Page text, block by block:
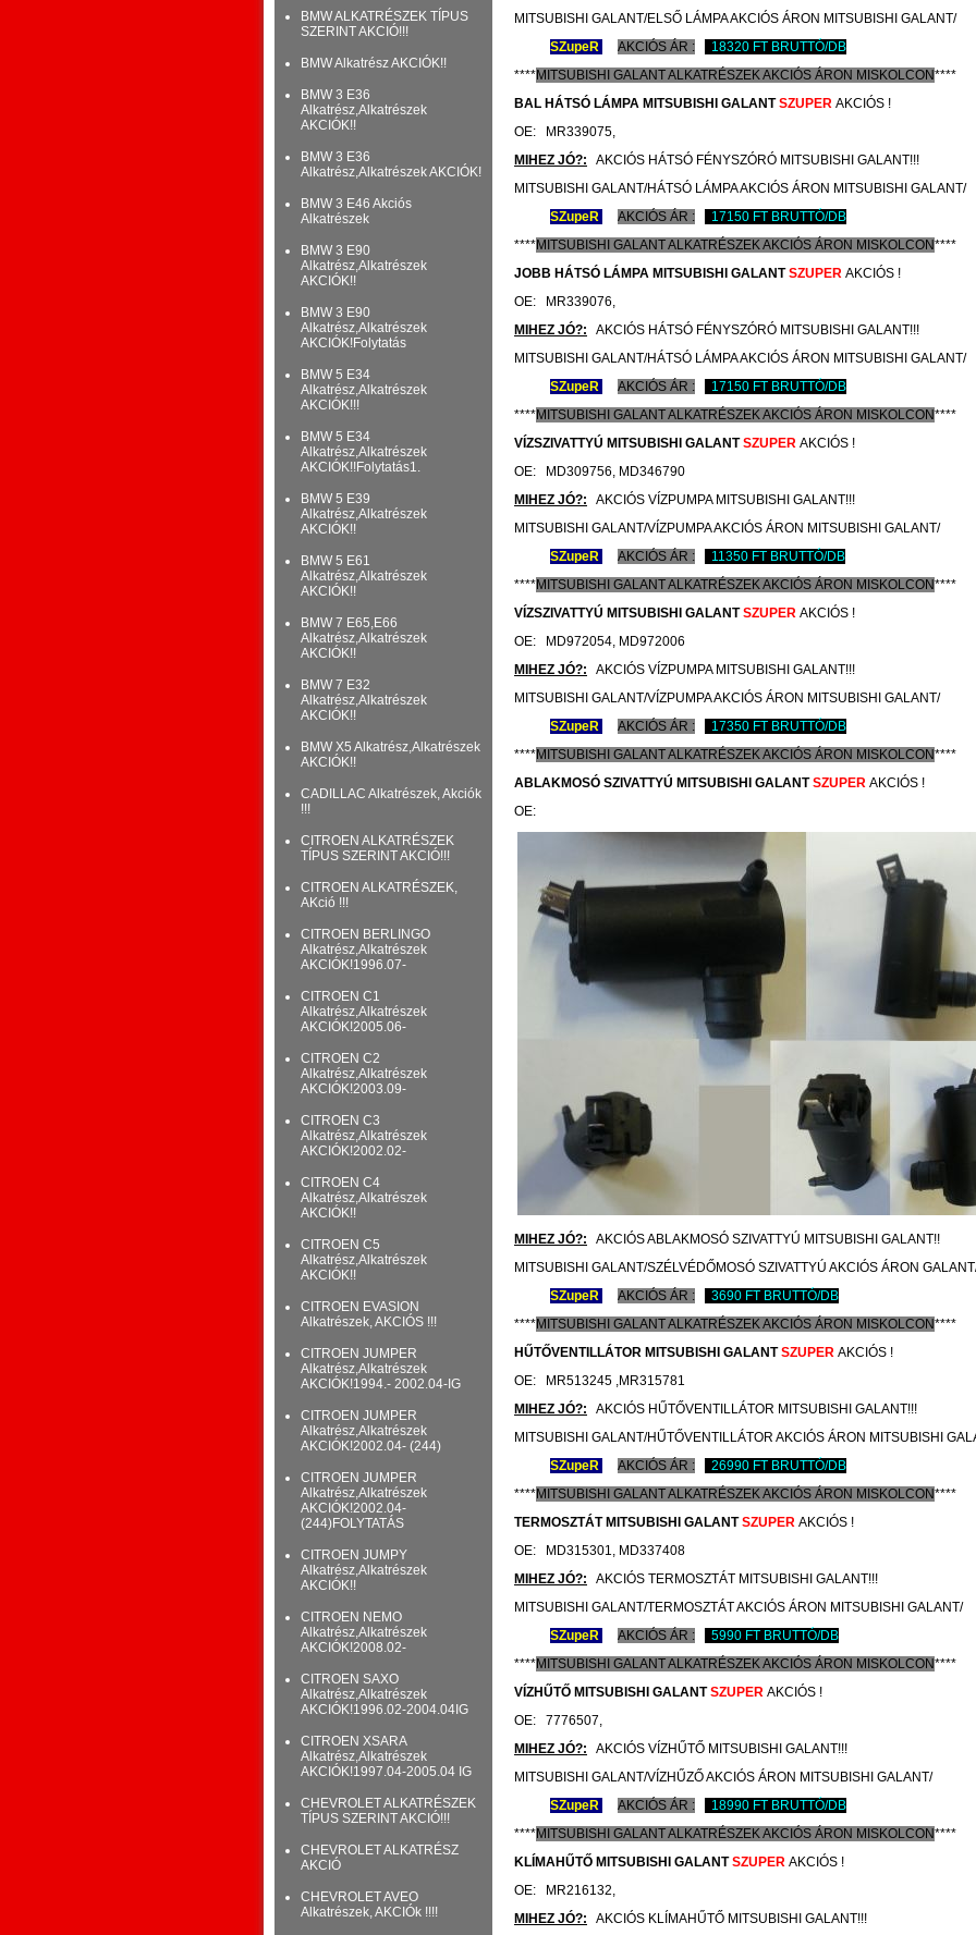
BMW ALKATRÉSZEK TÍPUS
SZERINT AKCIÓ!!!
BMW Alkatrész AKCIÓK!!
BMW 3 E36
Alkatrész,Alkatrészek
AKCIÓK!!
BMW 3 E36
Alkatrész,Alkatrészek AKCIÓK!
BMW 3 E46 Akciós
Alkatrészek
BMW 3 E90
Alkatrész,Alkatrészek
AKCIÓK!!
BMW 3 E90
Alkatrész,Alkatrészek
AKCIÓK!Folytatás
BMW 5 E34
Alkatrész,Alkatrészek
AKCIÓK!!!
BMW 5 E34
Alkatrész,Alkatrészek
AKCIÓK!!Folytatás1.
BMW 5 E39
Alkatrész,Alkatrészek
AKCIÓK!!
BMW 5 E61
Alkatrész,Alkatrészek
AKCIÓK!!
BMW 7 E65,E66
Alkatrész,Alkatrészek
AKCIÓK!!
BMW 7 E32
Alkatrész,Alkatrészek
AKCIÓK!!
BMW X5 Alkatrész,Alkatrészek
AKCIÓK!!
CADILLAC Alkatrészek, Akciók
!!!
CITROEN ALKATRÉSZEK
TÍPUS SZERINT AKCIÓ!!!
CITROEN ALKATRÉSZEK,
AKció !!!
CITROEN BERLINGO
Alkatrész,Alkatrészek
AKCIÓK!1996.07-
CITROEN C1
Alkatrész,Alkatrészek
AKCIÓK!2005.06-
CITROEN C2
Alkatrész,Alkatrészek
AKCIÓK!2003.09-
CITROEN C3
Alkatrész,Alkatrészek
AKCIÓK!2002.02-
CITROEN C4
Alkatrész,Alkatrészek
AKCIÓK!!
CITROEN C5
Alkatrész,Alkatrészek
AKCIÓK!!
CITROEN EVASION
Alkatrészek, AKCIÓS !!!
CITROEN JUMPER
Alkatrész,Alkatrészek
AKCIÓK!1994.- 2002.04-IG
CITROEN JUMPER
Alkatrész,Alkatrészek
AKCIÓK!2002.04- (244)
CITROEN JUMPER
Alkatrész,Alkatrészek
AKCIÓK!2002.04-
(244)FOLYTATÁS
CITROEN JUMPY
Alkatrész,Alkatrészek
AKCIÓK!!
CITROEN NEMO
Alkatrész,Alkatrészek
AKCIÓK!2008.02-
CITROEN SAXO
Alkatrész,Alkatrészek
AKCIÓK!1996.02-2004.04IG
CITROEN XSARA
Alkatrész,Alkatrészek
AKCIÓK!1997.04-2005.04 IG
CHEVROLET ALKATRÉSZEK
TÍPUS SZERINT AKCIÓ!!!
CHEVROLET ALKATRÉSZ
AKCIÓ
CHEVROLET AVEO
Alkatrészek, AKCIÓk !!!!
MITSUBISHI GALANT/ELSŐ LÁMPA AKCIÓS ÁRON MITSUBISHI GALANT/
SZupeR AKCIÓS ÁR :
18320 FT BRUTTÓ/DB
****MITSUBISHI GALANT ALKATRÉSZEKAKCIÓS ÁRON MISKOLCON****
BAL HÁTSÓ LÁMPA MITSUBISHI GALANTSZUPER AKCIÓS !
OE: MR339075,
MIHEZ JÓ?: AKCIÓS HÁTSÓ FÉNYSZÓRÓ MITSUBISHI GALANT!!!
MITSUBISHI GALANT/HÁTSÓ LÁMPA AKCIÓS ÁRON MITSUBISHI GALANT/
SZupeR AKCIÓS ÁR :
17150 FT BRUTTÓ/DB
****MITSUBISHI GALANT ALKATRÉSZEKAKCIÓS ÁRON MISKOLCON****
JOBB HÁTSÓ LÁMPA MITSUBISHI GALANTSZUPER AKCIÓS !
OE: MR339076,
MIHEZ JÓ?: AKCIÓS HÁTSÓ FÉNYSZÓRÓ MITSUBISHI GALANT!!!
MITSUBISHI GALANT/HÁTSÓ LÁMPA AKCIÓS ÁRON MITSUBISHI GALANT/
SZupeR AKCIÓS ÁR :
17150 FT BRUTTÓ/DB
****MITSUBISHI GALANT ALKATRÉSZEKAKCIÓS ÁRON MISKOLCON****
VÍZSZIVATTYÚ MITSUBISHI GALANTSZUPER AKCIÓS !
OE: MD309756, MD346790
MIHEZ JÓ?: AKCIÓS VÍZPUMPA MITSUBISHI GALANT!!!
MITSUBISHI GALANT/VÍZPUMPA AKCIÓS ÁRON MITSUBISHI GALANT/
SZupeR AKCIÓS ÁR :
11350 FT BRUTTÓ/DB
****MITSUBISHI GALANT ALKATRÉSZEKAKCIÓS ÁRON MISKOLCON****
VÍZSZIVATTYÚ MITSUBISHI GALANTSZUPER AKCIÓS !
OE: MD972054, MD972006
MIHEZ JÓ?: AKCIÓS VÍZPUMPA MITSUBISHI GALANT!!!
MITSUBISHI GALANT/VÍZPUMPA AKCIÓS ÁRON MITSUBISHI GALANT/
SZupeR AKCIÓS ÁR :
17350 FT BRUTTÓ/DB
****MITSUBISHI GALANT ALKATRÉSZEKAKCIÓS ÁRON MISKOLCON****
ABLAKMOSÓ SZIVATTYÚ MITSUBISHI GALANTSZUPER AKCIÓS !
OE:
MIHEZ JÓ?: AKCIÓS ABLAKMOSÓ SZIVATTYÚ MITSUBISHI GALANT!!
MITSUBISHI GALANT/SZÉLVÉDŐMOSÓ SZIVATTYÚ AKCIÓS ÁRON
SZupeR AKCIÓS ÁR :
3690 FT BRUTTÓ/DB
****MITSUBISHI GALANT ALKATRÉSZEKAKCIÓS ÁRON MISKOLCON****
HŰTŐVENTILLÁTOR MITSUBISHI GALANTSZUPER AKCIÓS !
OE: MR513245 ,MR315781
MIHEZ JÓ?: AKCIÓS HŰTŐVENTILLÁTOR MITSUBISHI GALANT!!!
MITSUBISHI GALANT/HŰTŐVENTILLÁTOR AKCIÓS ÁRON MITSUBISHI
SZupeR AKCIÓS ÁR :
26990 FT BRUTTÓ/DB
****MITSUBISHI GALANT ALKATRÉSZEKAKCIÓS ÁRON MISKOLCON****
TERMOSZTÁT MITSUBISHI GALANTSZUPER AKCIÓS !
OE: MD315301, MD337408
MIHEZ JÓ?: AKCIÓS TERMOSZTÁT MITSUBISHI GALANT!!!
MITSUBISHI GALANT/TERMOSZTÁT AKCIÓS ÁRON MITSUBISHI GALANT/
SZupeR AKCIÓS ÁR :
5990 FT BRUTTÓ/DB
****MITSUBISHI GALANT ALKATRÉSZEKAKCIÓS ÁRON MISKOLCON****
VÍZHŰTŐ MITSUBISHI GALANTSZUPER AKCIÓS !
OE: 7776507,
MIHEZ JÓ?: AKCIÓS VÍZHŰTŐ MITSUBISHI GALANT!!!
MITSUBISHI GALANT/VÍZHŰZŐ AKCIÓS ÁRON MITSUBISHI GALANT/
SZupeR AKCIÓS ÁR :
18990 FT BRUTTÓ/DB
****MITSUBISHI GALANT ALKATRÉSZEKAKCIÓS ÁRON MISKOLCON****
KLÍMAHŰTŐ MITSUBISHI GALANTSZUPER AKCIÓS !
OE: MR216132,
MIHEZ JÓ?: AKCIÓS KLÍMAHŰTŐ MITSUBISHI GALANT!!!